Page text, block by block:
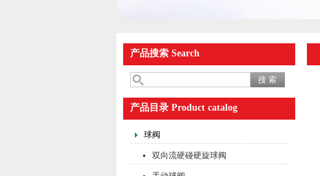
产品搜索 Search
产品目录 Product catalog
球阀
双向流硬碰硬旋球阀